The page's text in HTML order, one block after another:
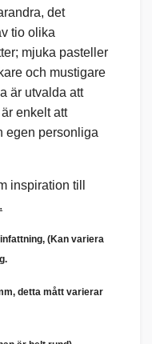
det
tio olika
mjuka pasteller
och mustigare
är utvalda att
enkelt att
egen personliga
inspiration till
.
(Kan variera
detta mått varierar